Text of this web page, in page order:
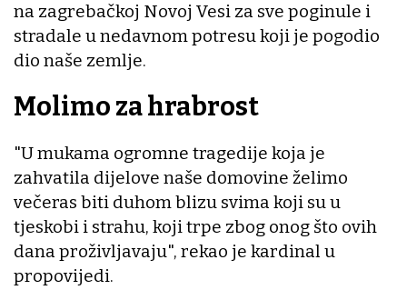
na zagrebačkoj Novoj Vesi za sve poginule i
stradale u nedavnom potresu koji je pogodio
dio naše zemlje.
Molimo za hrabrost
"U mukama ogromne tragedije koja je
zahvatila dijelove naše domovine želimo
večeras biti duhom blizu svima koji su u
tjeskobi i strahu, koji trpe zbog onog što ovih
dana proživljavaju", rekao je kardinal u
propovijedi.